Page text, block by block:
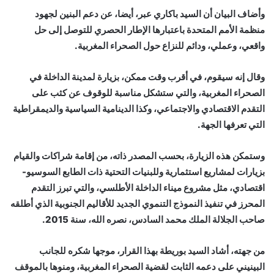
وأضاف البيان أن السيد باكاري عبر، أيضا، عن دعم البنين لجهود
منظمة الأمم المتحدة باعتبارها الإطار الحصري للتوصل إلى حل
واقعي، وعملي، ودائم للنزاع حول الصحراء المغربية.
وقال إنه سيقوم، في أقرب وقت ممكن، بزيارة لمدينة الداخلة في
الصحراء المغربية، والتي ستشكل مناسبة للوقوف عن كثب على
التقدم الاقتصادي والاجتماعي، وكذا الدينامية السياسية والديمقراطية
التي تعرفها الجهة.
وستمكن هذه الزيارة، بحسب المصدر ذاته، من إقامة شراكات والقيام
بزيارات لمشاريع استثمارية وللبنيات التحتية ذات الطابع السوسيو-
اقتصادي، مثل مشروع ميناء الداخلة الأطلسي، والتي تبرز التقدم
المحرز في تنفيذ النموذج التنموي الجديد للأقاليم الجنوبية الذي أطلقه
صاحب الجلالة الملك محمد السادس، نصره الله، سنة 2015.
من جهته، أشاد السيد بوريطة بهذا القرار، موجها شكره للجانب
البينيني على دعمه الثابت لقضية الصحراء المغربية، ومنوها بالموقف